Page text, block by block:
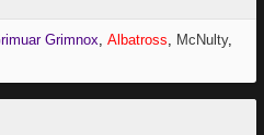
Grimnox Albatross
McNulty